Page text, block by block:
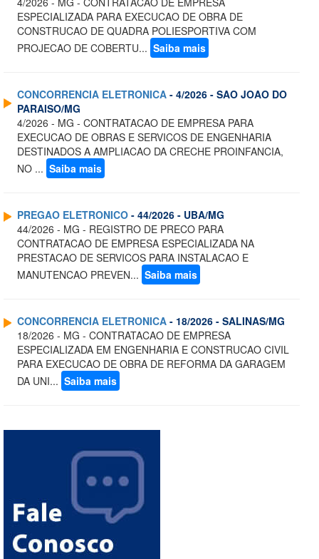
ESPECIALIZADA PARA EXECUCAO DE OBRA DE
CONSTRUCAO DE QUADRA POLIESPORTIVA COM
PROJECAO DE COBERTU... Saiba mais
CONCORRENCIA ELETRONICA - 4/2026 - SAO JOAO DO
PARAISO/MG
4/2026 - MG - CONTRATACAO DE EMPRESA PARA
EXECUCAO DE OBRAS E SERVICOS DE ENGENHARIA
DESTINADOS A AMPLIACAO DA CRECHE PROINFANCIA,
NO ... Saiba mais
PREGAO ELETRONICO - 44/2026 - UBA/MG
44/2026 - MG - REGISTRO DE PRECO PARA
CONTRATACAO DE EMPRESA ESPECIALIZADA NA
PRESTACAO DE SERVICOS PARA INSTALACAO E
MANUTENCAO PREVEN... Saiba mais
CONCORRENCIA ELETRONICA - 18/2026 - SALINAS/MG
18/2026 - MG - CONTRATACAO DE EMPRESA
ESPECIALIZADA EM ENGENHARIA E CONSTRUCAO CIVIL
PARA EXECUCAO DE OBRA DE REFORMA DA GARAGEM
DA UNI... Saiba mais